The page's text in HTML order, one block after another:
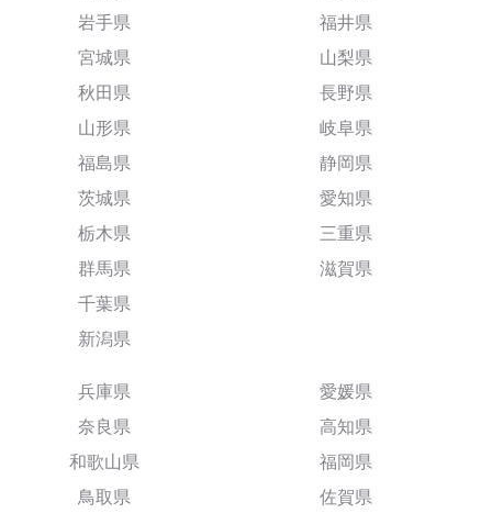
岩手県
宮城県
秋田県
山形県
福島県
茨城県
栃木県
群馬県
千葉県
新潟県
福井県
山梨県
長野県
岐阜県
静岡県
愛知県
三重県
滋賀県
兵庫県
奈良県
和歌山県
鳥取県
愛媛県
高知県
福岡県
佐賀県